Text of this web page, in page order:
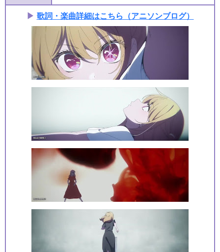
▶ 歌詞・楽曲詳細はこちら（アニソンブログ）